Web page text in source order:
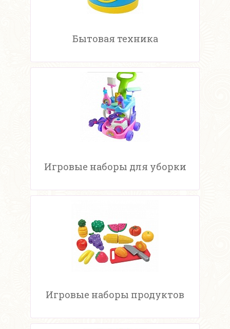
Бытовая техника
Игровые наборы для уборки
Игровые наборы продуктов